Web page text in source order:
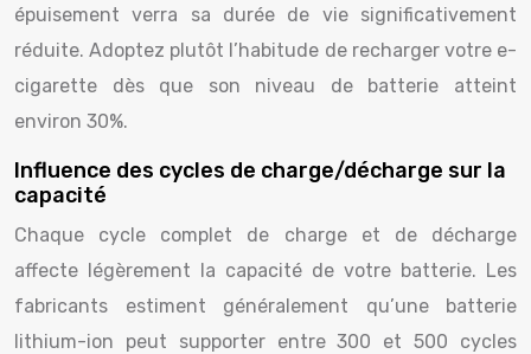
épuisement verra sa durée de vie significativement
réduite. Adoptez plutôt l’habitude de recharger votre e-
cigarette dès que son niveau de batterie atteint
environ 30%.
Influence des cycles de charge/décharge sur la
capacité
Chaque cycle complet de charge et de décharge
affecte légèrement la capacité de votre batterie. Les
fabricants estiment généralement qu’une batterie
lithium-ion peut supporter entre 300 et 500 cycles